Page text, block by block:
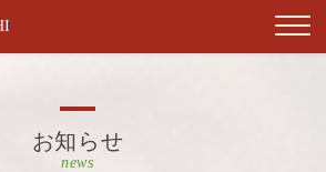
お知らせ
news